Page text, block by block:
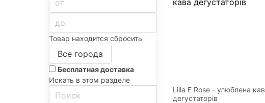
Товар находится сбросить
Все города
Бесплатная доставка
Искать в этом разделе
Lilla E Rose - улюблена
дегустаторів